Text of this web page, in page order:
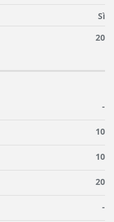
Sì
20
-
10
10
20
-